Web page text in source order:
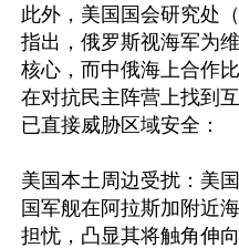
此外，美国国会研究处
指出，俄罗斯视海军为
核心，而中俄海上合作
在对抗民主阵营上找到
已直接威胁区域安全：
美国本土周边受扰：美
国军舰在阿拉斯加附近
担忧，凸显其将触角伸